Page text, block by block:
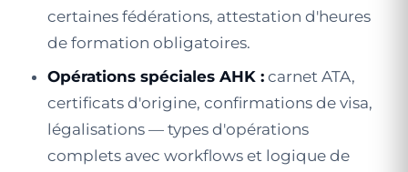
certaines fédérations, attestation d'heures
de formation obligatoires.
Opérations spéciales AHK : carnet ATA,
certificats d'origine, confirmations de visa,
légalisations — types d'opérations
complets avec workflows et logique de